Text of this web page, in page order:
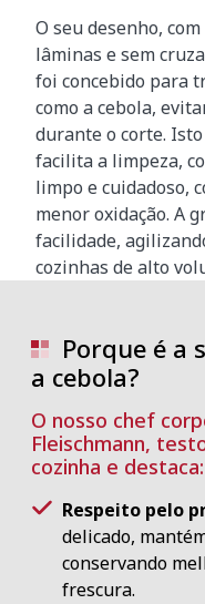
O seu desenho,
lâminas e sem
foi concebido para
como a cebola,
durante o corte.
facilita a limpeza,
limpo e cuidadoso,
menor oxidação. A
facilidade,
cozinhas de alto
Porque é a
a cebola?
O nosso chef
Fleischmann,
cozinha e destaca:
Respeito pelo
delicado,
conservando
frescura.